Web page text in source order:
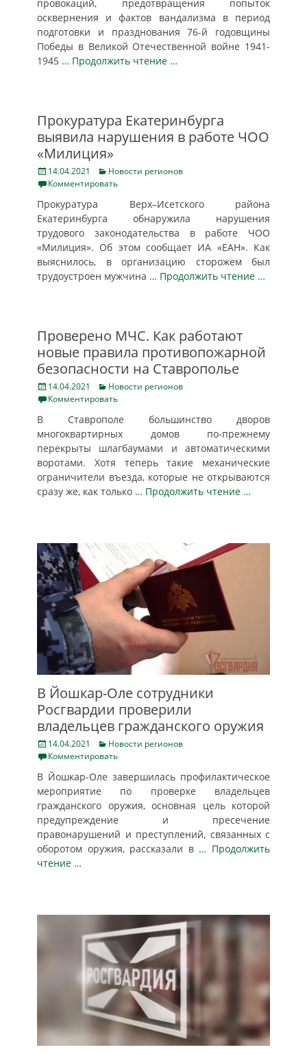
провокаций, предотвращения попыток
осквернения и фактов вандализма в период
подготовки и празднования 76-й годовщины
Победы в Великой Отечественной войне 1941-
1945 … Продолжить чтение …
Прокуратура Екатеринбурга
выявила нарушения в работе ЧОО
«Милиция»
Posted
on
14.04.2021 Categories
Новости регионов
Комментировать
Прокуратура Верх–Исетского района
Екатеринбурга обнаружила нарушения
трудового законодательства в работе ЧОО
«Милиция». Об этом сообщает ИА «ЕАН». Как
выяснилось, в организацию сторожем был
трудоустроен мужчина … Продолжить чтение …
Проверено МЧС. Как работают
новые правила противопожарной
безопасности на Ставрополье
Posted
on
14.04.2021 Categories
Новости регионов
Комментировать
В Ставрополе большинство дворов
многоквартирных домов по-прежнему
перекрыты шлагбаумами и автоматическими
воротами. Хотя теперь такие механические
ограничители въезда, которые не открываются
сразу же, как только … Продолжить чтение …
В Йошкар-Оле сотрудники
Росгвардии проверили
владельцев гражданского оружия
Posted
on
14.04.2021 Categories
Новости регионов
Комментировать
В Йошкар-Оле завершилась профилактическое
мероприятие по проверке владельцев
гражданского оружия, основная цель которой
предупреждение и пресечение
правонарушений и преступлений, связанных с
оборотом оружия, рассказали в … Продолжить
чтение …